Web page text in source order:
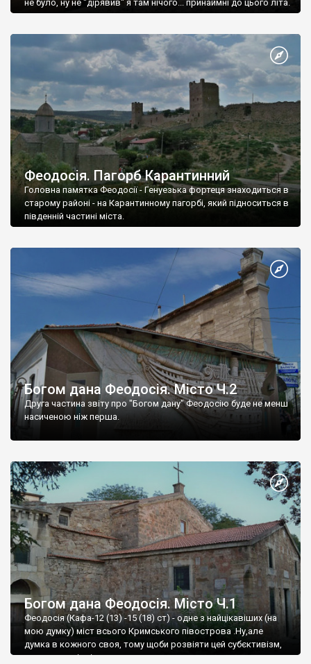
не було, ну не "дірявив" я там нічого... принаймні до цього літа.
Феодосія. Пагорб Карантинний
Головна памятка Феодосії - Генуезька фортеця знаходиться в
старому районі - на Карантинному пагорбі, який підноситься в
південній частині міста.
Богом дана Феодосія. Місто Ч.2
Друга частина звіту про "Богом дану" Феодосію буде не менш
насиченою ніж перша.
Богом дана Феодосія. Місто Ч.1
Феодосія (Кафа-12 (13) -15 (18) ст) - одне з найцікавіших (на
мою думку) міст всього Кримського півострова .Ну,але
думка в кожного своя, тому щоби розвіяти цей субєктивізм,
запрошую відвідати це